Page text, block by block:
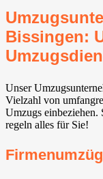
Bissingen⁠:
Unser
Vielzahl von
Umzugs einbeziehen.
regeln alles für Sie!